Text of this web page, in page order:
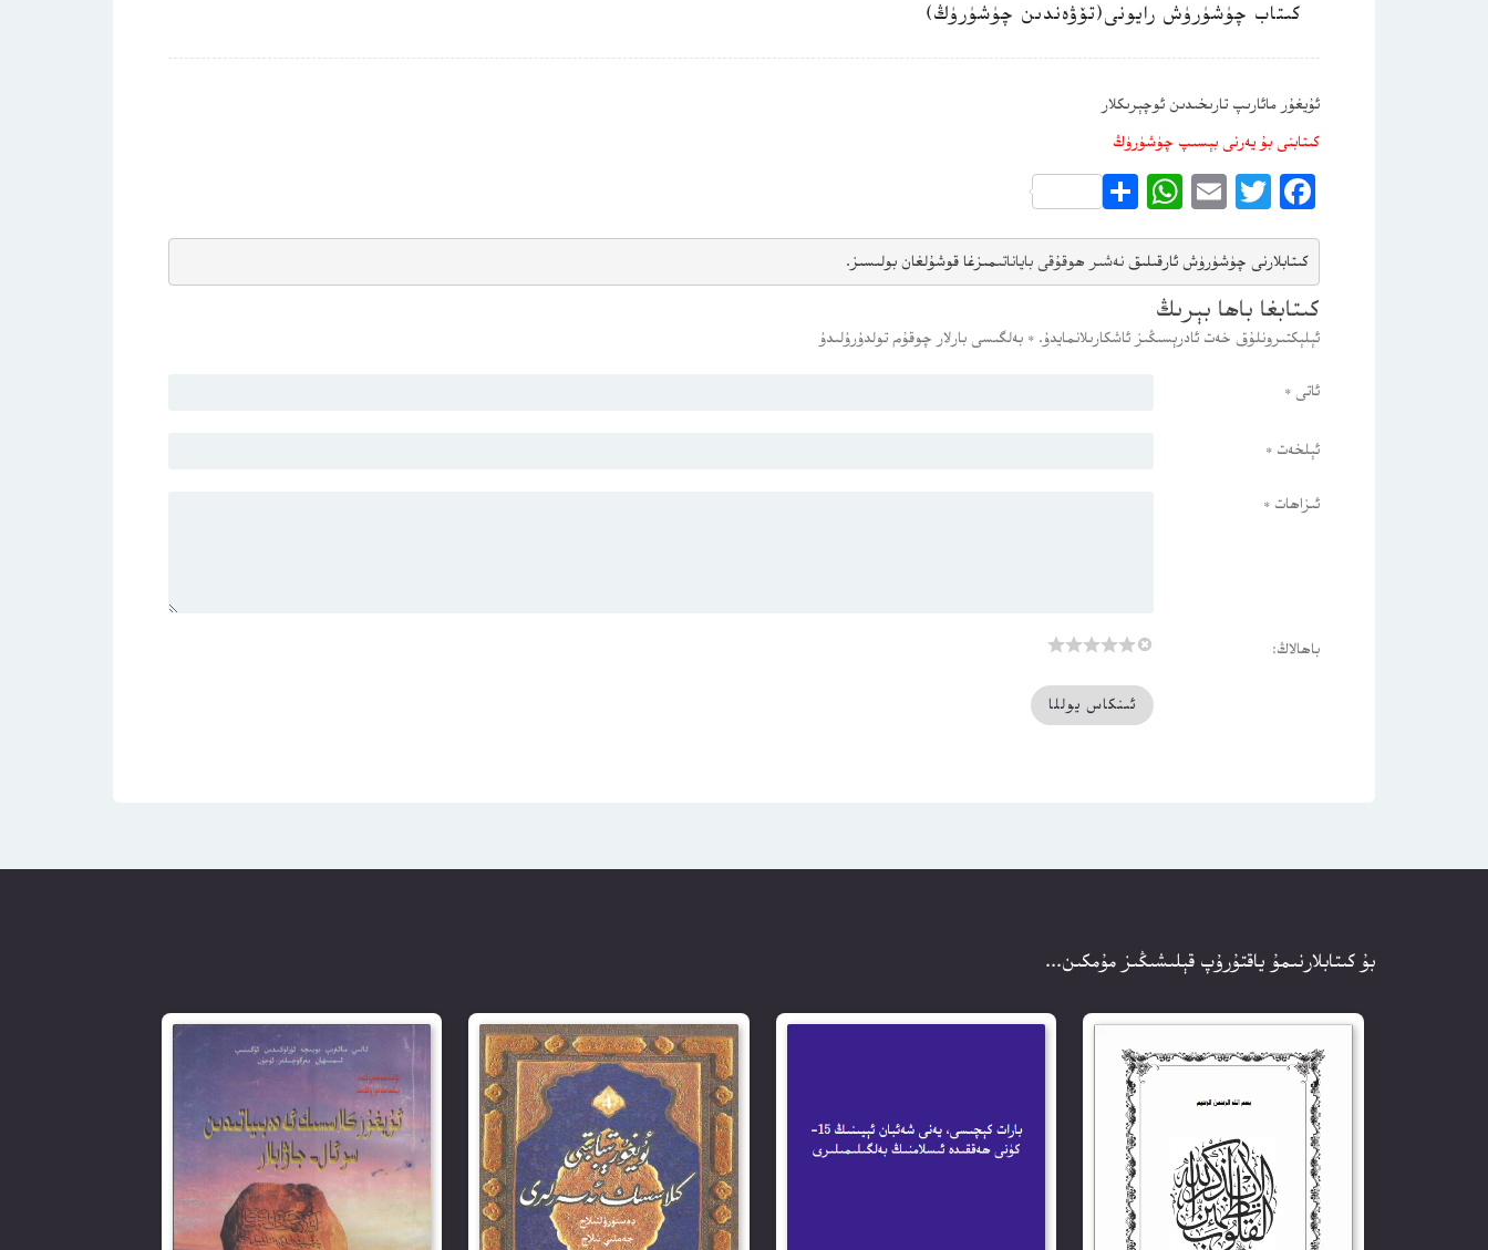
كىتاب چۈشۈرۈش رايونى(تۆۋەندىن چۈشۈرۈڭ)
ئۇيغۇر مائارىپ تارىخىدىن ئوچېرىكلار
كىتابنى بۇ يەرنى بېسىپ چۈشۈرۈڭ
Facebook
Twitter
Email
WhatsApp
Share
كىتابلارنى چۈشۈرۈش ئارقىلىق نەشىر ھوقۇقى باياناتىمىزغا قوشۇلغان بولىسىز.
كىتابغا باھا بېرىڭ
ئېلېكتىرونلۇق خەت ئادرېسىڭىز ئاشكارىلانمايدۇ. * بەلگىسى بارلار چوقۇم تولدۇرۇلىدۇ
ئاتى *
ئېلخەت *
ئىزاھات *
باھالاڭ:
بۇ كىتابلارنىمۇ ياقتۇرۇپ قېلىشىڭىز مۇمكىن...